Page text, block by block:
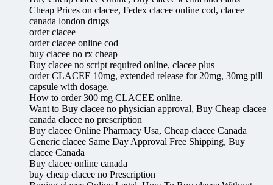
Cheap Prices on clacee, Fedex clacee online cod, clacee
canada london drugs
order clacee
order clacee online cod
buy clacee no rx cheap
Buy clacee no script required online, clacee plus
order CLACEE 10mg, extended release for 20mg, 30mg pill
capsule with dosage.
How to order 300 mg CLACEE online.
Want to Buy clacee no physician approval, Buy Cheap clacee
canada clacee no prescription
Buy clacee Online Pharmacy Usa, Cheap clacee Canada
Generic clacee Same Day Approval Free Shipping, Buy
clacee Canada
Buy clacee online canada
buy cheap clacee no Prescription